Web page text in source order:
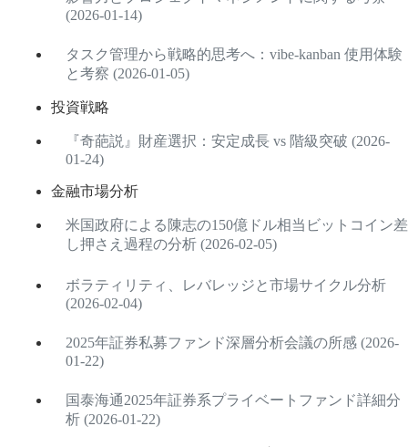
(2026-01-14)
タスク管理から戦略的思考へ：vibe-kanban 使用体験
と考察 (2026-01-05)
投資戦略
『奇葩説』財産選択：安定成長 vs 階級突破 (2026-
01-24)
金融市場分析
米国政府による陳志の150億ドル相当ビットコイン差
し押さえ過程の分析 (2026-02-05)
ボラティリティ、レバレッジと市場サイクル分析
(2026-02-04)
2025年証券私募ファンド深層分析会議の所感 (2026-
01-22)
国泰海通2025年証券系プライベートファンド詳細分
析 (2026-01-22)